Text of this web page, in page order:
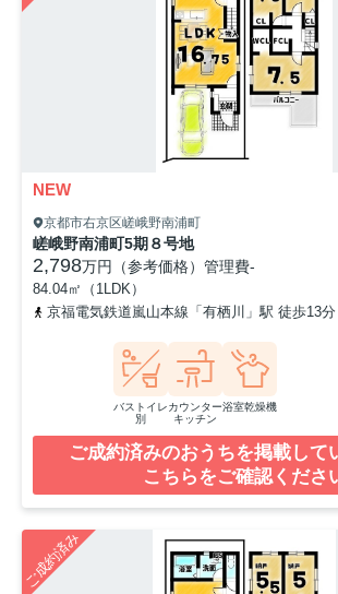
NEW
京都市右京区嵯峨野南浦町
嵯峨野南浦町5期８号地
2,798万円（参考価格） 管理費-
84.04㎡（1LDK）
京福電気鉄道嵐山本線「有栖川」駅 徒歩13分
バストイレ
別
カウンター
キッチン
浴室乾燥機
ご成約済みのおうちを掲載して
こちらをご確認くださ
ご成約済み